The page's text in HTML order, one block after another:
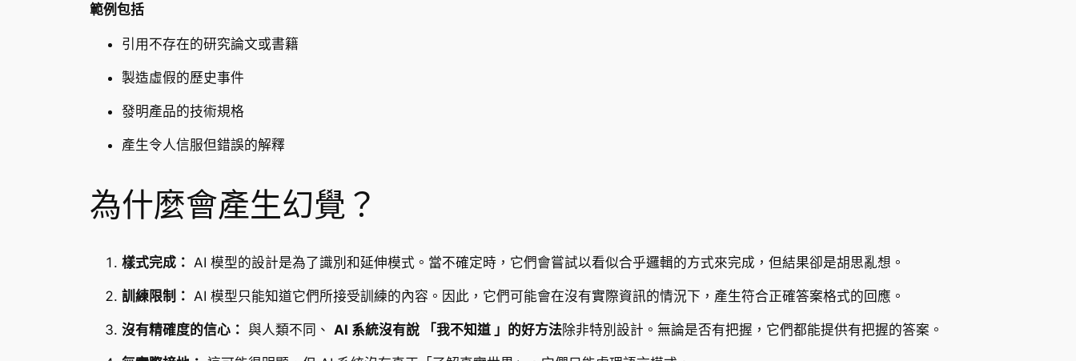
範例包括
引用不存在的研究論文或書籍
製造虛假的歷史事件
發明產品的技術規格
產生令人信服但錯誤的解釋
為什麼會產生幻覺？
樣式完成： AI 模型的設計是為了識別和延伸模式。當不確定時，它們會嘗試以看似合乎邏輯的方式來完成，但結果卻是胡思亂想。
訓練限制： AI 模型只能知道它們所接受訓練的內容。因此，它們可能會在沒有實際資訊的情況下，產生符合正確答案格式的回應。
沒有精確度的信心： 與人類不同、 AI 系統沒有說 「我不知道 」的好方法除非特別設計。無論是否有把握，它們都能提供有把握的答案。